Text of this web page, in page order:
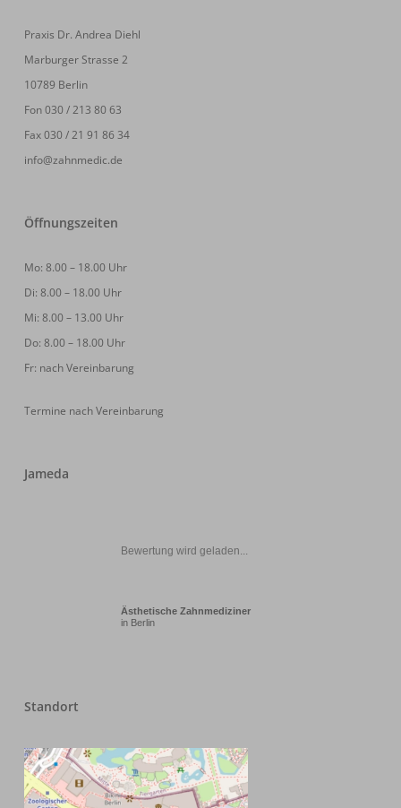
Praxis Dr. Andrea Diehl
Marburger Strasse 2
10789 Berlin
Fon 030 / 213 80 63
Fax 030 / 21 91 86 34
info@zahnmedic.de
Öffnungszeiten
Mo: 8.00 – 18.00 Uhr
Di: 8.00 – 18.00 Uhr
Mi: 8.00 – 13.00 Uhr
Do: 8.00 – 18.00 Uhr
Fr: nach Vereinbarung
Termine nach Vereinbarung
Jameda
Bewertung wird geladen...
Ästhetische Zahnmediziner
in Berlin
Standort